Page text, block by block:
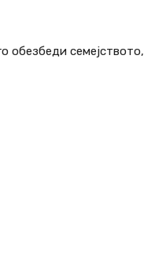
обезбеди семејството,